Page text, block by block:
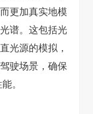
更加真实地模
谱。这包括光
光源的模拟，
驶场景，确保
。